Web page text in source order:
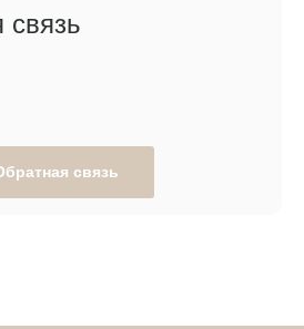
связь
связь